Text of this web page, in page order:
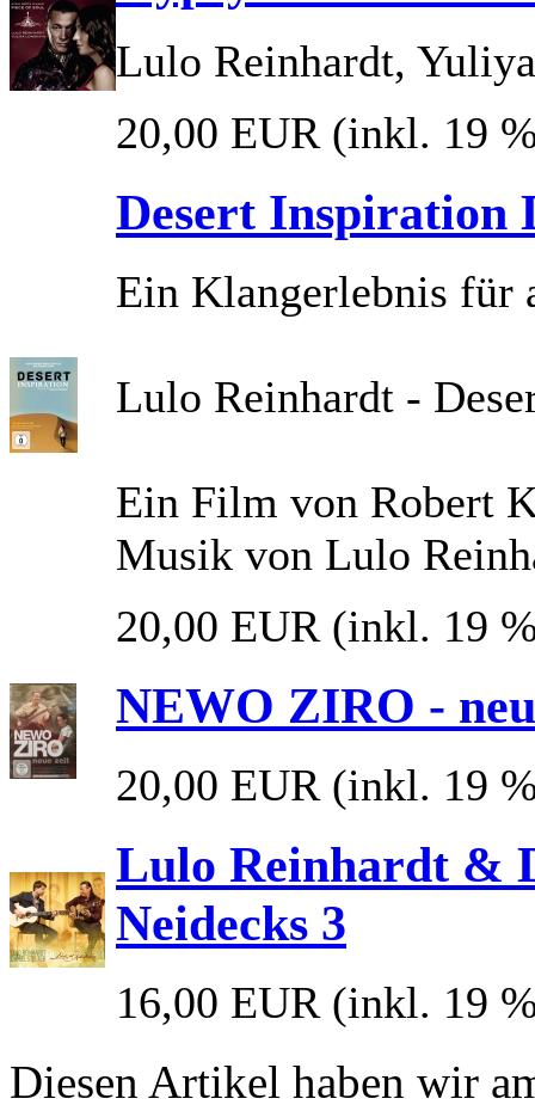
Lulo Reinhardt,
20,00 EUR (inkl. 19
Desert Inspiration
Ein Klangerlebnis für
Lulo Reinhardt -
Ein Film von Robert
Musik von Lulo
20,00 EUR (inkl. 19
NEWO ZIRO -
20,00 EUR (inkl. 19
Lulo Reinhardt &
Neidecks 3
16,00 EUR (inkl. 19
Diesen Artikel haben wir